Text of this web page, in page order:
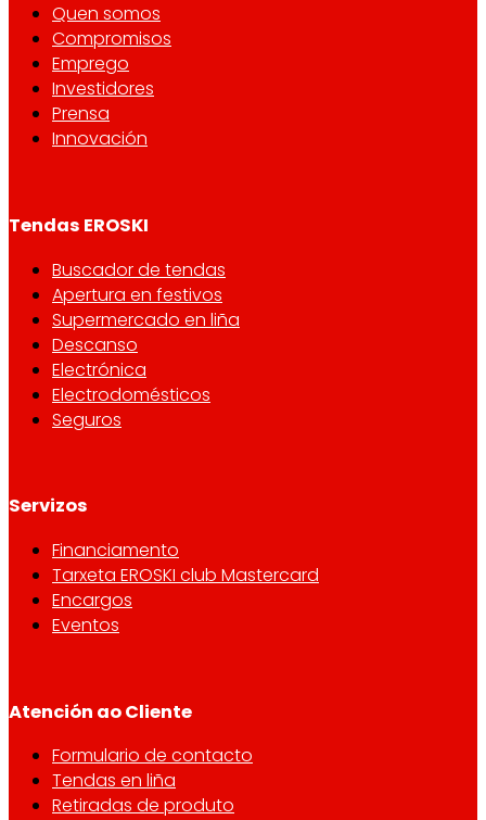
Quen somos
Compromisos
Emprego
Investidores
Prensa
Innovación
Tendas EROSKI
Buscador de tendas
Apertura en festivos
Supermercado en liña
Descanso
Electrónica
Electrodomésticos
Seguros
Servizos
Financiamento
Tarxeta EROSKI club Mastercard
Encargos
Eventos
Atención ao Cliente
Formulario de contacto
Tendas en liña
Retiradas de produto